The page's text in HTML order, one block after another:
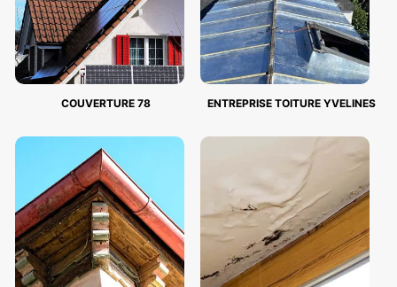
COUVERTURE 78 ENTREPRISE TOITURE YVELINES